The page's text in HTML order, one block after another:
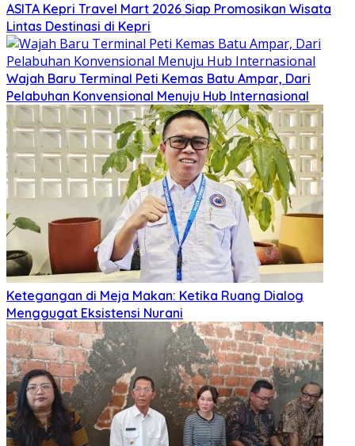
ASITA Kepri Travel Mart 2026 Siap Promosikan Wisata
Lintas Destinasi di Kepri
Wajah Baru Terminal Peti Kemas Batu Ampar, Dari
Pelabuhan Konvensional Menuju Hub Internasional
Ketegangan di Meja Makan: Ketika Ruang Dialog
Menggugat Eksistensi Nurani